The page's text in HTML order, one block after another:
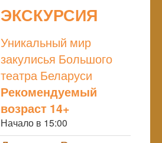
ЭКСКУРСИЯ
Уникальный мир
закулисья Большого
театра Беларуси
Рекомендуемый
возраст 14+
Начало в 15:00